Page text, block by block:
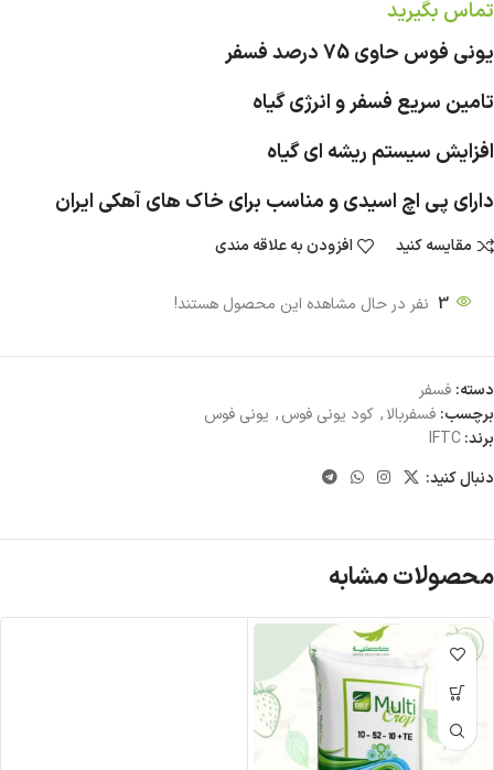
تماس بگیرید
یونی فوس حاوی 75 درصد فسفر
تامین سریع فسفر و انرژی گیاه
افزایش سیستم ریشه ای گیاه
دارای پی اچ اسیدی و مناسب برای خاک های آهکی ایران
مقایسه کنید افزودن به علاقه مندی
3 نفر در حال مشاهده این محصول هستند!
دسته: فسفر
برچسب: فسفربالا, کود یونی فوس, یونی فوس
برند:IFTC
دنبال کنید:
محصولات مشابه